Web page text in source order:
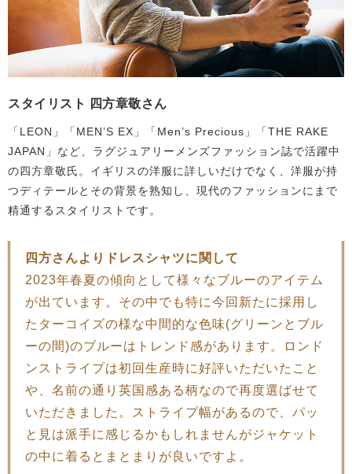
スタイリスト 四方章敬さん
「LEON」「MEN’S EX」「Men’s Precious」「THE RAKE
JAPAN」など、ラグジュアリーメンズファッション誌で活躍中
の四方章敬氏。イギリスの洋服に詳しいだけでなく、洋服が持
つディテールとその背景を熟知し、現代のファッションにまで
精通するスタイリストです。
四方さんよりドレスシャツに関して
2023年春夏の傾向として様々なブルーのアイテム
が出ています。その中でも特に今回新たに採用し
たターコイズの様な中間的な色味(グリーンとブル
ーの間)のブルーはトレンド感があります。ロンド
ンストライプは初回生産時に好評いただいたこと
や、名前の通り英国感ある柄なので再度選ばせて
いただきました。ストライプ幅があるので、パッ
と見は派手に感じるかもしれませんがジャケット
の中に着るとまとまりが良いですよ。